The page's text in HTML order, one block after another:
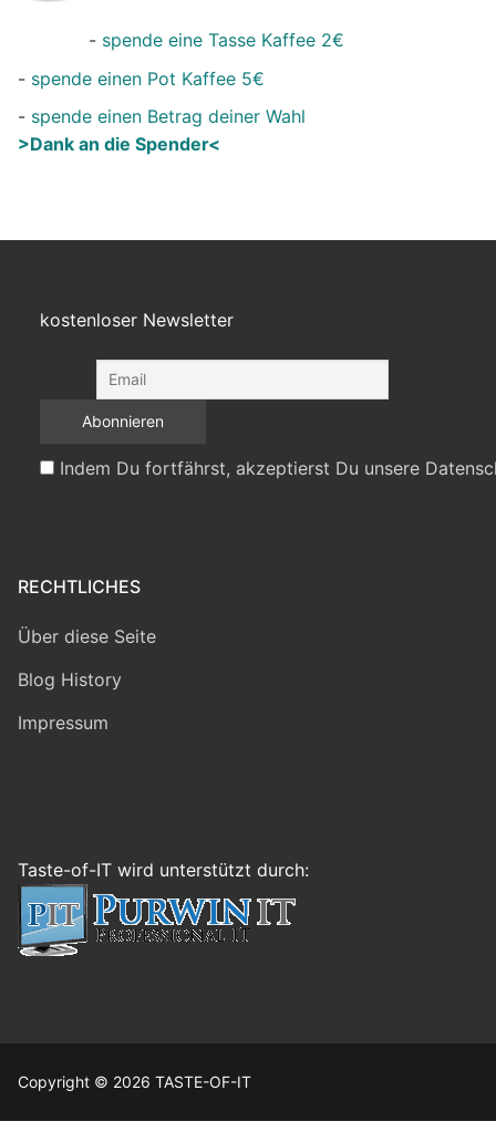
- spende eine Tasse Kaffee 2€
- spende einen Pot Kaffee 5€
- spende einen Betrag deiner Wahl
>Dank an die Spender<
kostenloser Newsletter
Indem Du fortfährst, akzeptierst Du unsere
RECHTLICHES
Über diese Seite
Blog History
Impressum
Taste-of-IT wird unterstützt durch:
Copyright © 2026 TASTE-OF-IT